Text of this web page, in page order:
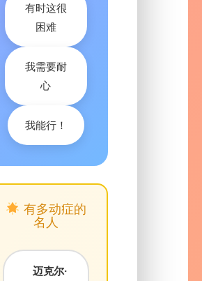
有时这很
困难
我需要耐
心
我能行！
有多动症的
名人
迈克尔·